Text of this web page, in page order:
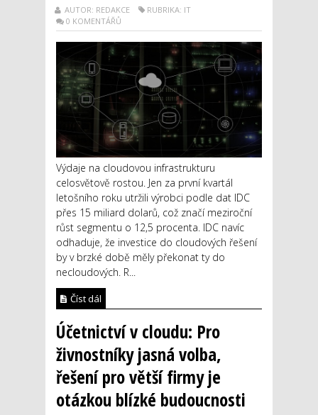
AUTOR: REDAKCE
RUBRIKA: IT
0 KOMENTÁŘŮ
Výdaje na cloudovou infrastrukturu
celosvětově rostou. Jen za první kvartál
letošního roku utržili výrobci podle dat IDC
přes 15 miliard dolarů, což značí meziroční
růst segmentu o 12,5 procenta. IDC navíc
odhaduje, že investice do cloudových řešení
by v brzké době měly překonat ty do
necloudových. R...
Číst dál
Účetnictví v cloudu: Pro
živnostníky jasná volba,
řešení pro větší firmy je
otázkou blízké budoucnosti